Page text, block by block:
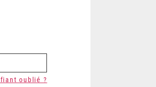
oublié ?